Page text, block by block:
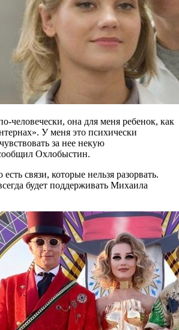
человечески, она для меня ребенок, как
У меня это психически
за нее некую
Охлобыстин.
связи, которые нельзя разорвать.
будет поддерживать Михаила